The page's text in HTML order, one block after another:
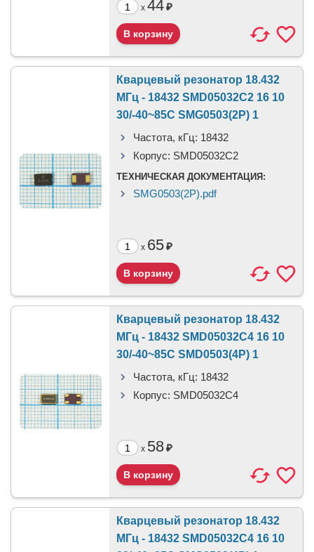
x 44₽
Кварцевый резонатор 18.432
МГц - 18432 SMD05032C2 16 10
30/-40~85C SMG0503(2P) 1
Частота, кГц: 18432
Корпус: SMD05032C2
ТЕХНИЧЕСКАЯ ДОКУМЕНТАЦИЯ:
SMG0503(2P).pdf
x 65₽
Кварцевый резонатор 18.432
МГц - 18432 SMD05032C4 16 10
30/-40~85C SMD0503(4P) 1
Частота, кГц: 18432
Корпус: SMD05032C4
x 58₽
Кварцевый резонатор 18.432
МГц - 18432 SMD05032C4 16 10